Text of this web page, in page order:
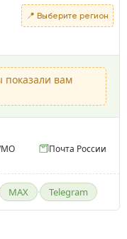
📍 Выберите регион
показали вам
МО
Почта России
MAX · Telegram